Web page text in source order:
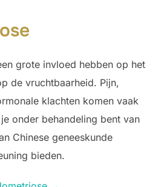
grote invloed hebben op het
de vruchtbaarheid. Pijn,
klachten komen vaak
onder behandeling bent van
Chinese geneeskunde
bieden.